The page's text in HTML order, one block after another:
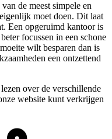
de meest simpele en
moet doen. Dit laat
Een opgeruimd kantoor is
focussen in een schone
wilt besparen dan is
een ontzettend
over de verschillende
website kunt verkrijgen